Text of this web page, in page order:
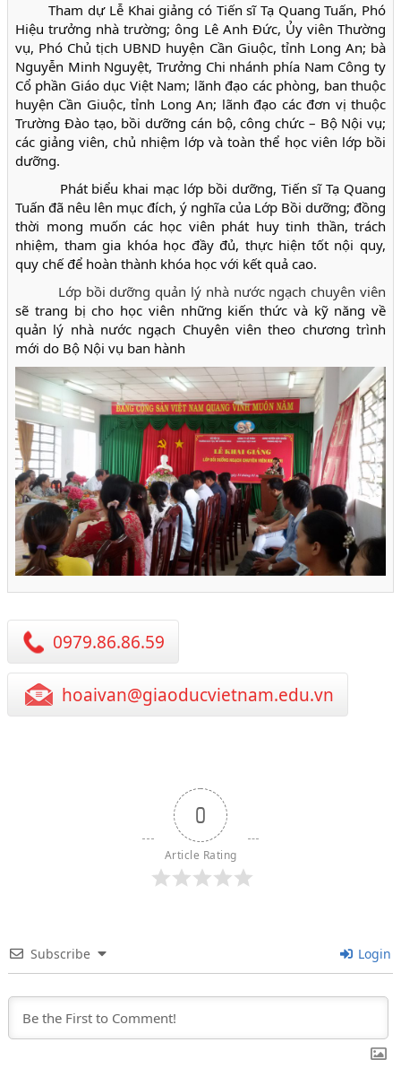
Tham dự Lễ Khai giảng có Tiến sĩ Tạ Quang Tuấn, Phó
Hiệu trưởng nhà trường; ông Lê Anh Đức, Ủy viên Thường
vụ, Phó Chủ tịch UBND huyện Cần Giuộc, tỉnh Long An; bà
Nguyễn Minh Nguyệt, Trưởng Chi nhánh phía Nam Công ty
Cổ phần Giáo dục Việt Nam; lãnh đạo các phòng, ban thuộc
huyện Cần Giuộc, tỉnh Long An; lãnh đạo các đơn vị thuộc
Trường Đào tạo, bồi dưỡng cán bộ, công chức – Bộ Nội vụ;
các giảng viên, chủ nhiệm lớp và toàn thể học viên lớp bồi
dưỡng.
Phát biểu khai mạc lớp bồi dưỡng, Tiến sĩ Tạ Quang
Tuấn đã nêu lên mục đích, ý nghĩa của Lớp Bồi dưỡng; đồng
thời mong muốn các học viên phát huy tinh thần, trách
nhiệm, tham gia khóa học đầy đủ, thực hiện tốt nội quy,
quy chế để hoàn thành khóa học với kết quả cao.
Lớp bồi dưỡng quản lý nhà nước ngạch chuyên viên
sẽ trang bị cho học viên những kiến thức và kỹ năng về
quản lý nhà nước ngạch Chuyên viên theo chương trình
mới do Bộ Nội vụ ban hành
0979.86.86.59
hoaivan@giaoducvietnam.edu.vn
0
Article Rating
Subscribe Login